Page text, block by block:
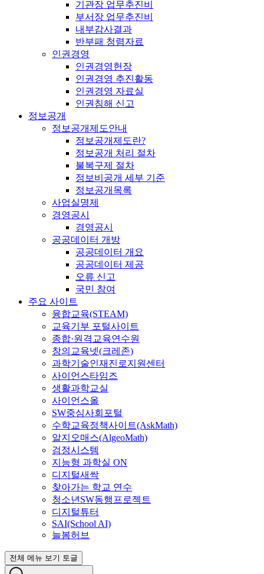
기관장 업무추진비
부서장 업무추진비
내부감사결과
반부패 청렴자료
인권경영
인권경영헌장
인권경영 추진활동
인권경영 자료실
인권침해 신고
정보공개
정보공개제도안내
정보공개제도란?
정보공개 처리 절차
불복구제 절차
정보비공개 세부 기준
정보공개목록
사업실명제
경영공시
경영공시
공공데이터 개방
공공데이터 개요
공공데이터 제공
오류 신고
국민 참여
주요 사이트
융합교육(STEAM)
교육기부 포털사이트
종합·원격교육연수원
창의교육넷(크레존)
과학기술인재진로지원센터
사이언스타임즈
생활과학교실
사이언스올
SW중심사회포털
수학교육정책사이트(AskMath)
알지오매스(AlgeoMath)
검정시스템
지능형 과학실 ON
디지털새싹
찾아가는 학교 연수
청소년SW동행프로젝트
디지털튜터
SAI(School AI)
늘봄허브
전체 메뉴 보기 토글